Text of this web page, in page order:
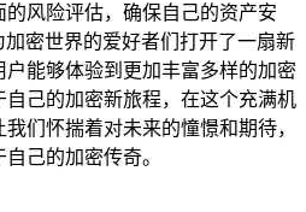
风险评估，确保自己的资产安
加密世界的爱好者们打开了一扇新
能够体验到更加丰富多样的加密
己的加密新旅程，在这个充满机
们怀揣着对未来的憧憬和期待，
己的加密传奇。